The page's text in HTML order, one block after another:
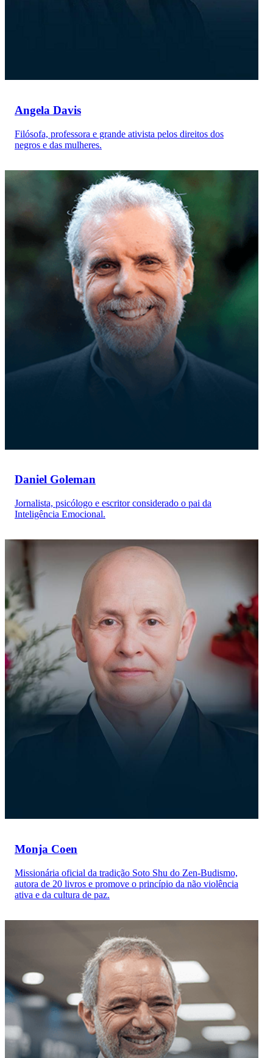
Angela Davis
Filósofa, professora e grande ativista pelos direitos dos
negros e das mulheres.
Daniel Goleman
Jornalista, psicólogo e escritor considerado o pai da
Inteligência Emocional.
Monja Coen
Missionária oficial da tradição Soto Shu do Zen-Budismo,
autora de 20 livros e promove o princípio da não violência
ativa e da cultura de paz.